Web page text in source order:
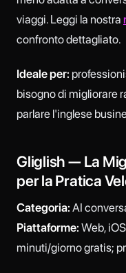
viaggi. Leggi la nostra
confronto dettagliato.
Ideale per:
bisogno di migliorare
parlare l'inglese
Gliglish — La
per la Pratica
Categoria: AI
Piattaforme: Web,
minuti/giorno gratis;